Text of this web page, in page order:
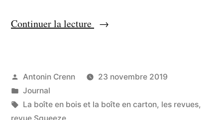
Continuer la lecture « La
bois
la
Publié
par
Antonin Crenn
23 novembre 2019
Publié
dans
Journal
Étiquettes :
La boîte en bois et la boîte en carton, les revues,
revue Squeeze